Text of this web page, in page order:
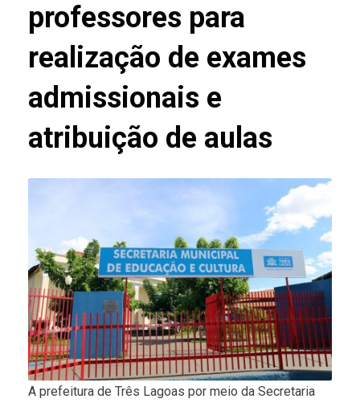
professores para
realização de exames
admissionais e
atribuição de aulas
A prefeitura de Três Lagoas por meio da Secretaria